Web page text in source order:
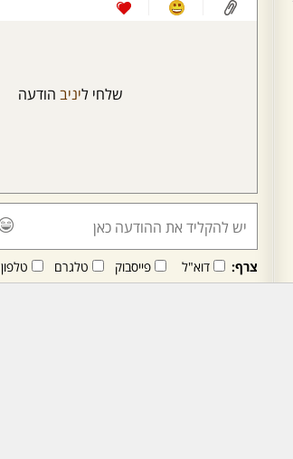
שלחי ליניב הודעה
צרף: דוא"ל פייסבוק טלגרם טלפון